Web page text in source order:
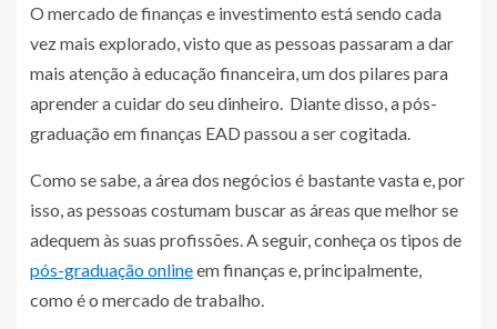
O mercado de finanças e investimento está sendo cada
vez mais explorado, visto que as pessoas passaram a dar
mais atenção à educação financeira, um dos pilares para
aprender a cuidar do seu dinheiro. Diante disso, a pós-
graduação em finanças EAD passou a ser cogitada.
Como se sabe, a área dos negócios é bastante vasta e, por
isso, as pessoas costumam buscar as áreas que melhor se
adequem às suas profissões. A seguir, conheça os tipos de
pós-graduação onlineem finanças e, principalmente,
como é o mercado de trabalho.